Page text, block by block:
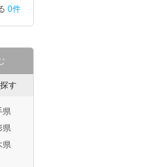
0件
す
県
県
県